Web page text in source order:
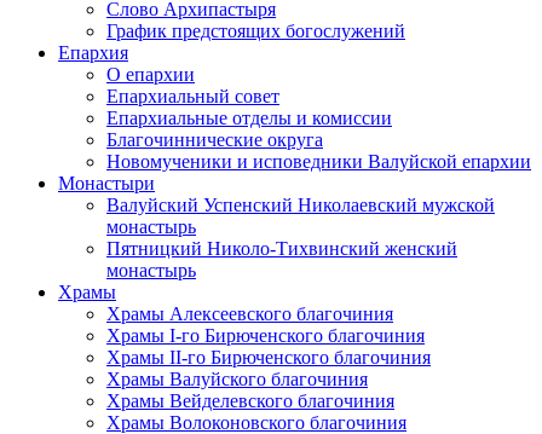
Слово Архипастыря
График предстоящих богослужений
Епархия
О епархии
Епархиальный совет
Епархиальные отделы и комиссии
Благочиннические округа
Новомученики и исповедники Валуйской епархии
Монастыри
Валуйский Успенский Николаевский мужской
монастырь
Пятницкий Николо-Тихвинский женский
монастырь
Храмы
Храмы Алексеевского благочиния
Храмы I-го Бирюченского благочиния
Храмы II-го Бирюченского благочиния
Храмы Валуйского благочиния
Храмы Вейделевского благочиния
Храмы Волоконовского благочиния